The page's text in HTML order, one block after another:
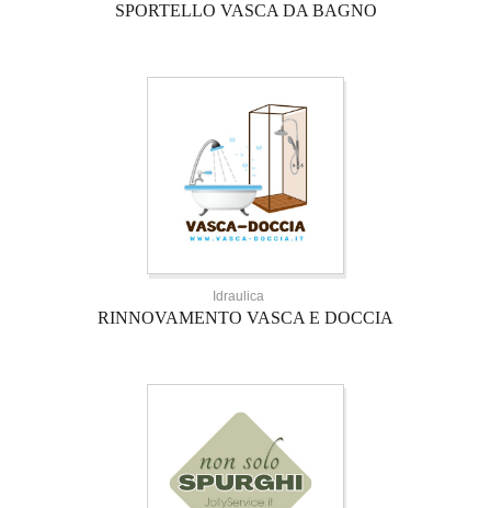
SPORTELLO VASCA DA BAGNO
Idraulica
RINNOVAMENTO VASCA E DOCCIA